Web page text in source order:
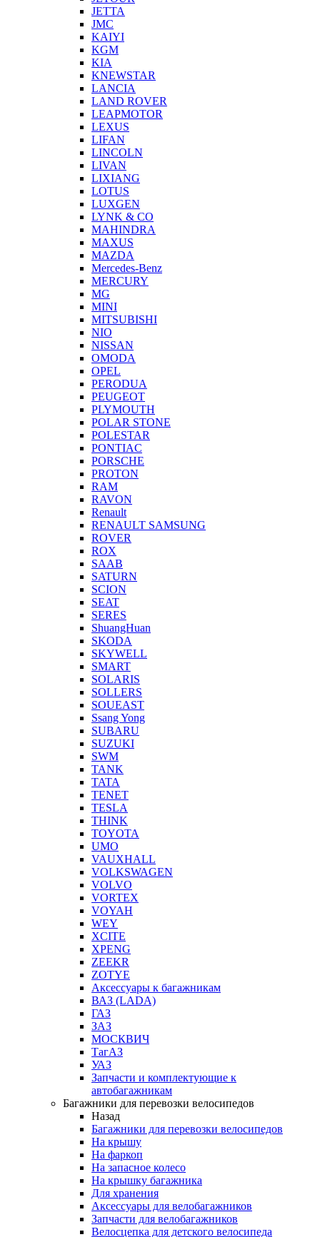
JETTA
JMC
KAIYI
KGM
KIA
KNEWSTAR
LANCIA
LAND ROVER
LEAPMOTOR
LEXUS
LIFAN
LINCOLN
LIVAN
LIXIANG
LOTUS
LUXGEN
LYNK & CO
MAHINDRA
MAXUS
MAZDA
Mercedes-Benz
MERCURY
MG
MINI
MITSUBISHI
NIO
NISSAN
OMODA
OPEL
PERODUA
PEUGEOT
PLYMOUTH
POLAR STONE
POLESTAR
PONTIAC
PORSCHE
PROTON
RAM
RAVON
Renault
RENAULT SAMSUNG
ROVER
ROX
SAAB
SATURN
SCION
SEAT
SERES
ShuangHuan
SKODA
SKYWELL
SMART
SOLARIS
SOLLERS
SOUEAST
Ssang Yong
SUBARU
SUZUKI
SWM
TANK
TATA
TENET
TESLA
THINK
TOYOTA
UMO
VAUXHALL
VOLKSWAGEN
VOLVO
VORTEX
VOYAH
WEY
XCITE
XPENG
ZEEKR
ZOTYE
Аксессуары к багажникам
ВАЗ (LADA)
ГАЗ
ЗАЗ
МОСКВИЧ
ТагАЗ
УАЗ
Запчасти и комплектующие к
автобагажникам
Багажники для перевозки велосипедов
Назад
Багажники для перевозки велосипедов
На крышу
На фаркоп
На запасное колесо
На крышку багажника
Для хранения
Аксессуары для велобагажников
Запчасти для велобагажников
Велосцепка для детского велосипеда